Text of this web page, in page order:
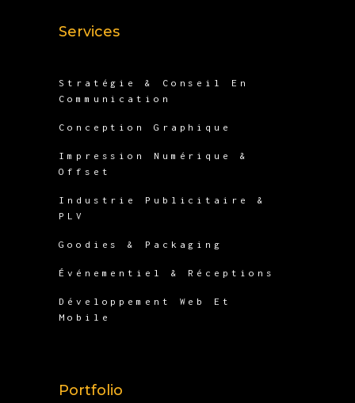
Services
Stratégie & Conseil En
Communication
Conception Graphique
Impression Numérique &
Offset
Industrie Publicitaire &
PLV
Goodies & Packaging
Événementiel & Réceptions
Développement Web Et
Mobile
Portfolio